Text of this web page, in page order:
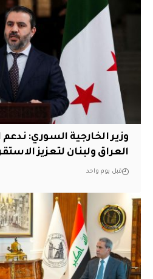
وزير الخارجية السوري:
العراق ولبنان لتعزيز
قبل يوم واحد